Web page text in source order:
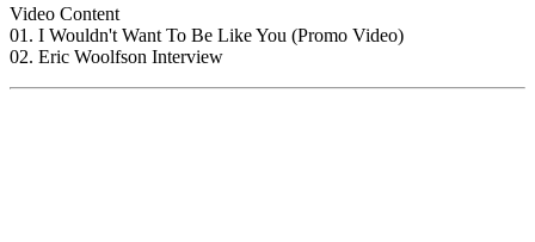
Video Content
01. I Wouldn't Want To Be Like You (Promo Video)
02. Eric Woolfson Interview